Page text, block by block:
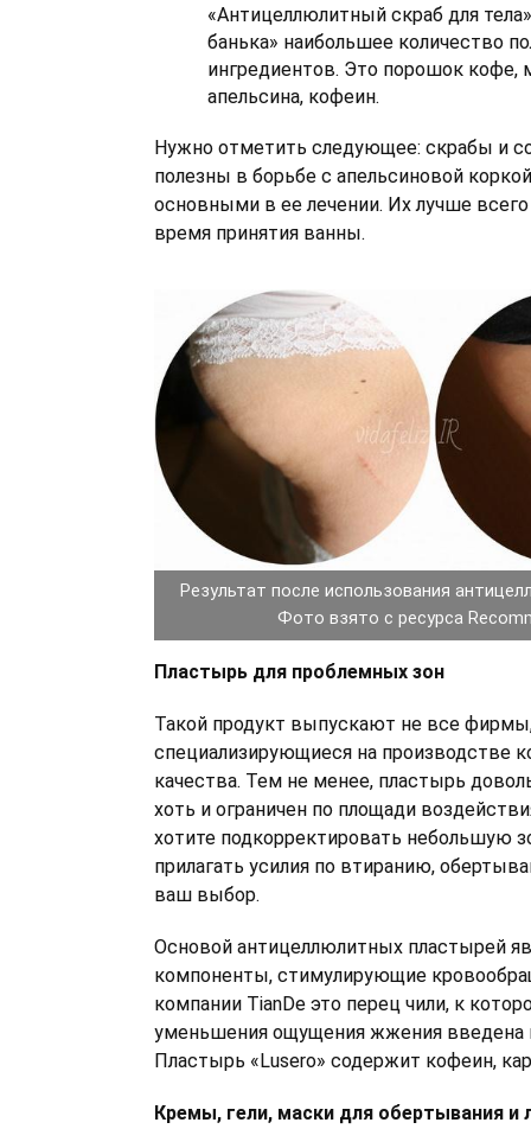
«Антицеллюлитный скраб для
банька» наибольшее количество
ингредиентов. Это порошок кофе,
апельсина, кофеин.
Нужно отметить следующее: скрабы и
полезны в борьбе с апельсиновой
основными в ее лечении. Их лучше
время принятия ванны.
Результат после использования
Фото взято с ресурса
Пластырь для проблемных зон
Такой продукт выпускают не все
специализирующиеся на производстве
качества. Тем не менее, пластырь
хоть и ограничен по площади
хотите подкорректировать небольшую
прилагать усилия по втиранию,
ваш выбор.
Основой антицеллюлитных пластырей
компоненты, стимулирующие
компании TianDe это перец чили, к
уменьшения ощущения жжения введена
Пластырь «Lusero» содержит кофеин,
Кремы, гели, маски для обертывания и